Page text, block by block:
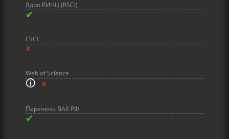
Ядро РИНЦ (RSCI)
✔
ESCI
✘
Web of Science
🛈✘
Перечень ВАК РФ
✔